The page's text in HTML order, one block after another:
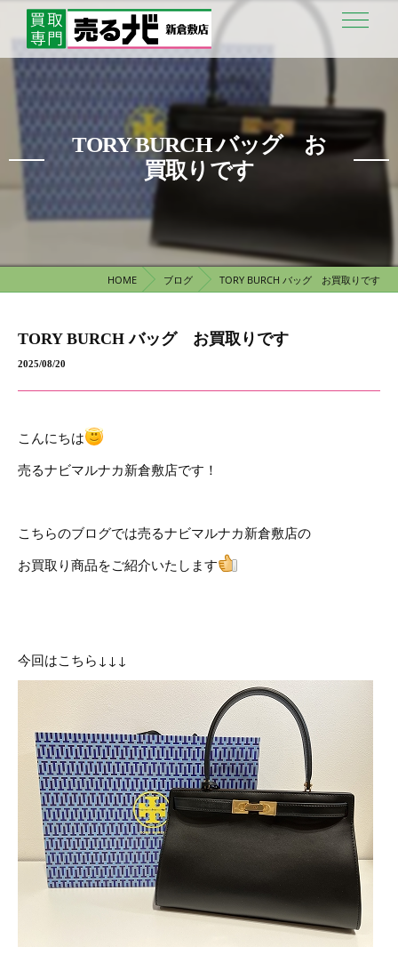
TORY BURCH バッグ お
買取りです
HOME ブログ TORY BURCH バッグ お買取りです
TORY BURCH バッグ お買取りです
2025/08/20
こんにちは
売るナビマルナカ新倉敷店です！
こちらのブログでは売るナビマルナカ新倉敷店の
お買取り商品をご紹介いたします
今回はこちら↓↓↓